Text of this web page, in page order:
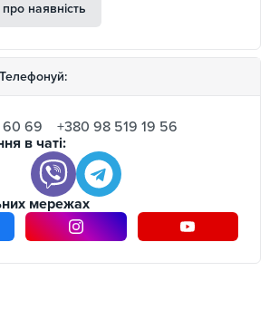
наявність
69
+380 98 519 19 56
в чаті:
мережах